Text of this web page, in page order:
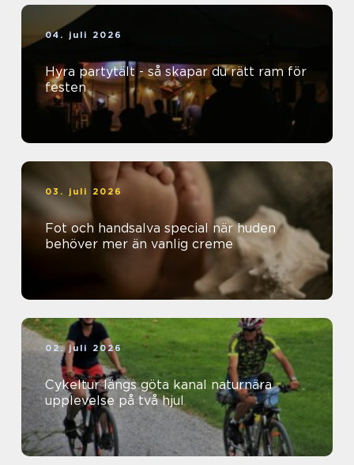
04. juli 2026
Hyra partytält - så skapar du rätt ram för
festen
03. juli 2026
Fot och handsalva special när huden
behöver mer än vanlig creme
02. juli 2026
Cykeltur längs göta kanal naturnära
upplevelse på två hjul